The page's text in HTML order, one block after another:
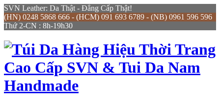
SVN Leather: Da Thật - Đẳng Cấp Thật!
(HN) 0248 5868 666 - (HCM) 091 693 6789 - (NB) 0961 596 596
Thứ 2-CN : 8h-19h30